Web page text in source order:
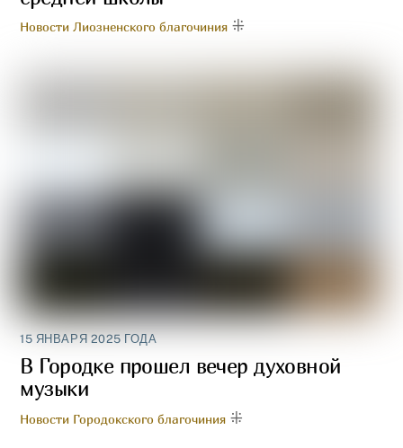
Новости Лиозненского благочиния
15 ЯНВАРЯ 2025 ГОДА
В Городке прошел вечер духовной
музыки
Новости Городокского благочиния